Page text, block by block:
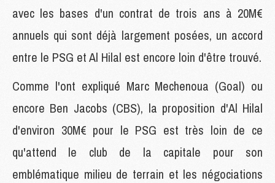
avec les bases d'un contrat de trois ans à 20M€
annuels qui sont déjà largement posées, un accord
entre le PSG et Al Hilal est encore loin d'être trouvé.
Comme l'ont expliqué Marc Mechenoua (Goal) ou
encore Ben Jacobs (CBS), la proposition d'Al Hilal
d'environ 30M€ pour le PSG est très loin de ce
qu'attend le club de la capitale pour son
emblématique milieu de terrain et les négociations